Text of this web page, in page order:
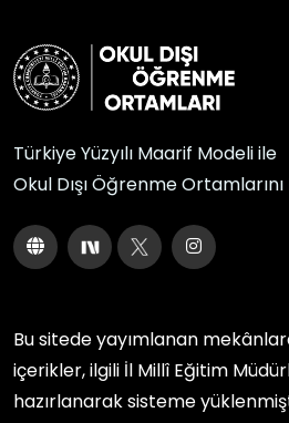
Türkiye Yüzyılı Maarif Modeli ile
Okul Dışı Öğrenme
Bu sitede yayımlanan
içerikler, ilgili İl Millî Eğitim
hazırlanarak sisteme